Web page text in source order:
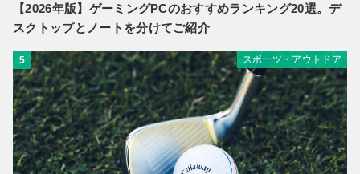
【2026年版】ゲーミングPCのおすすめランキング20選。デ
スクトップとノートを分けてご紹介
5 スポーツ・アウトドア